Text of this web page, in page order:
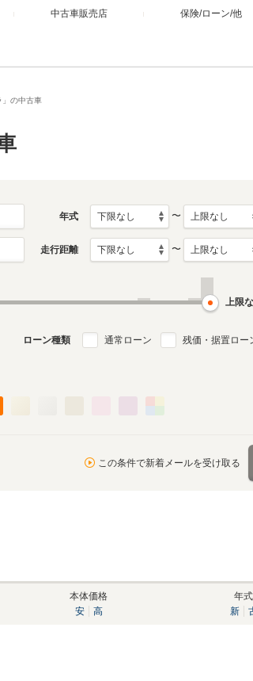
中古車販売店 保険/ローン/他
」の中古車
年式 〜
走行距離 〜
上限
ローン種類 通常ローン 残価・据置ロー
この条件で新着メールを受け取る
本体価格
安
高
年式
新